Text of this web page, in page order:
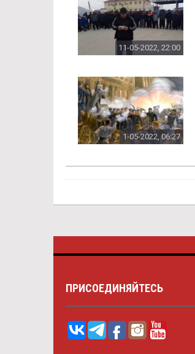
11-05-2022, 22:00
1-05-2022, 06:27
ПРИСОЕДИНЯЙТЕСЬ